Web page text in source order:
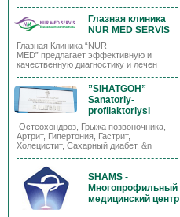
Глазная клиника
NUR MED SERVIS
Глазная Клиника “NUR
MED” предлагает эффективную и
качественную диагностику и лечен
”SIHATGOH”
Sanatoriy-
profilaktoriysi
Остеохондроз, Грыжа позвоночника,
Артрит, Гипертония, Гастрит,
Холецистит, Сахарный диабет. &n
SHAMS -
Многопрофильный
медицинский центр